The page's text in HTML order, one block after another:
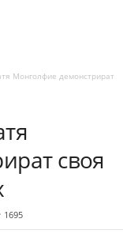
Монголфие демонстрират
своя
1695